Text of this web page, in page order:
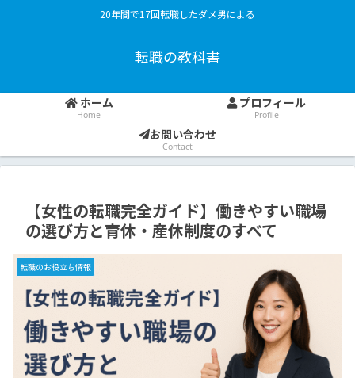
20年間で17回転職したダメ男による
転職の教科書
ホーム
Home
プロフィール
Profile
お問い合わせ
Contact
【女性の転職完全ガイド】働きやすい職場
の選び方と育休・産休制度のすべて
転職のお役立ち情報